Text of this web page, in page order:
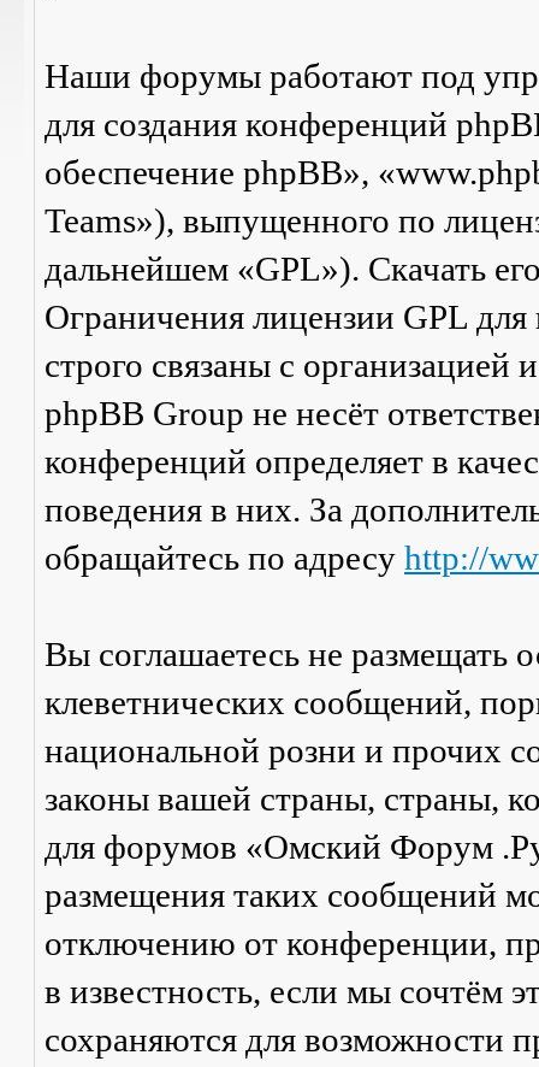
Наши форумы работают под
для создания конференций
обеспечение phpBB»,
Teams»), выпущенного по
дальнейшем «GPL»). Скачать
Ограничения лицензии GPL
строго связаны с
phpBB Group не несёт
конференций определяет в
поведения в них. За
обращайтесь по адресу http://
Вы соглашаетесь не размещать
клеветнических сообщений,
национальной розни и прочих
законы вашей страны, страны,
для форумов «Омский Форум
размещения таких сообщений
отключению от конференции,
в известность, если мы сочтём
сохраняются для возможности